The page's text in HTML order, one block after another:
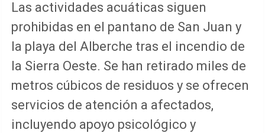
Las actividades acuáticas siguen
prohibidas en el pantano de San Juan y
la playa del Alberche tras el incendio de
la Sierra Oeste. Se han retirado miles de
metros cúbicos de residuos y se ofrecen
servicios de atención a afectados,
incluyendo apoyo psicológico y